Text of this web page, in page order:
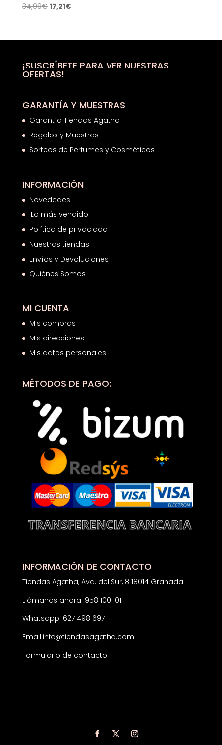
34,99€ El
era:
17,21€El
es:
¡SUSCRÍBETE PARA VER NUESTRAS
OFERTAS!
GARANTÍA Y MUESTRAS
Garantía Tiendas Agatha
Regalos y Muestras
Sorteos de Perfumes y Cosméticos
INFORMACIÓN
Novedades
¡Lo más vendido!
Política de privacidad
Nuestras tiendas
Envíos y Devoluciones
Quiénes Somos
MI CUENTA
Mis compras
Mis direcciones
Mis datos personales
MÉTODOS DE PAGO:
INFORMACIÓN DE CONTACTO
Tiendas Agatha, Avd. del Sur, 8 18014 Granada
Llámanos ahora: 958 100 101
Whatsapp: 627 498 697
Email:info@tiendasagatha.com
Formulario de contacto